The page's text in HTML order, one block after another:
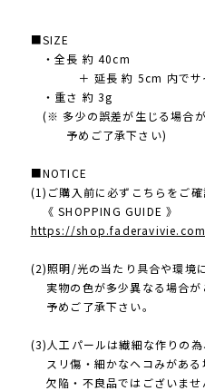
■SIZE
・全長 約 40cm
＋ 延長 約 5cm 内でサイ
・重さ 約 3g
(※ 多少の誤差が生じる場合が
予めご了承下さい)
■NOTICE
(1)ご購入前に必ずこちらをご確
《 SHOPPING GUIDE 》
https://
(2)照明/光の当たり具合や環境
実物の色が多少異なる場合が
予めご了承下さい。
(3)人工パールは繊細な作りの
スリ傷・細かなヘコみがある
欠陥・不良品ではございませ